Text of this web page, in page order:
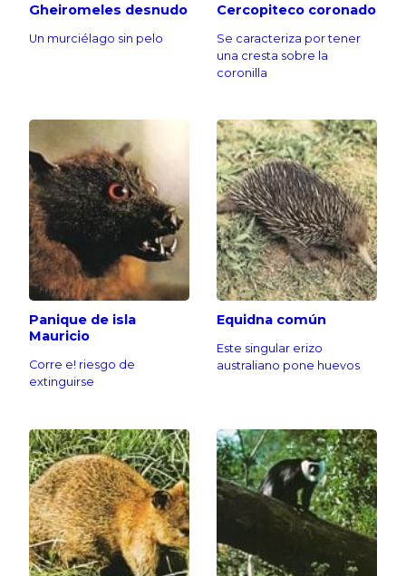
Gheiromeles desnudo
Un murciélago sin pelo
Cercopiteco coronado
Se caracteriza por tener
una cresta sobre la
coronilla
Panique de isla
Mauricio
Corre e! riesgo de
extinguirse
Equidna común
Este singular erizo
australiano pone huevos